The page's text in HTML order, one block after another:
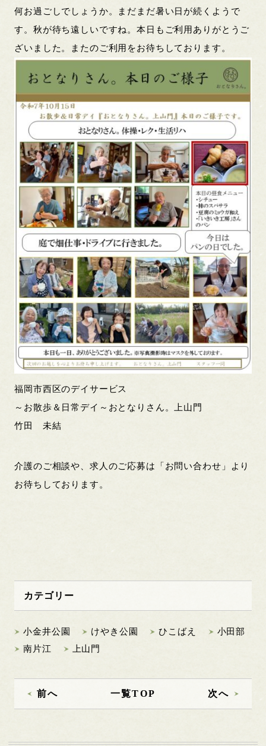
何お過ごしでしょうか。まだまだ暑い日が続くようで
す。秋が待ち遠しいですね。本日もご利用ありがとうご
ざいました。またのご利用をお待ちしております。
福岡市西区のデイサービス
～お散歩＆日常デイ～おとなりさん。上山門
竹田 未結
介護のご相談や、求人のご応募は「お問い合わせ」より
お待ちしております。
カテゴリー
小金井公園 けやき公園 ひこばえ
小田部
南片江
上山門
前へ 一覧TOP 次へ